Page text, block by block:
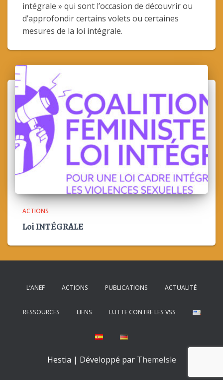
intégrale » qui sont l’occasion de découvrir ou
d’approfondir certains volets ou certaines
mesures de la loi intégrale.
ACTIONS
Loi INTÉGRALE
L’ANEF ACTIONS PUBLICATIONS ACTUALITÉ
RESSOURCES LIENS LUTTE CONTRE LES VSS
Hestia | Développé par ThemeIsle